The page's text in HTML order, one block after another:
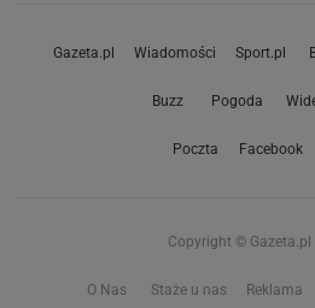
Gazeta.pl Wiadomości Sport.pl
Buzz Pogoda
Poczta Facebook
Copyright © Gazeta.pl
O Nas Staże u nas Reklama